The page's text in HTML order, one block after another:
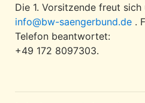
Die 1. Vorsitzende freut
info@bw-saengerbund.de .
Telefon beantwortet:
+49 172 8097303.